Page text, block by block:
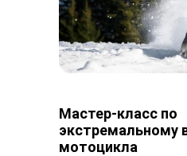
Мастер-класс по
экстремальному
мотоцикла